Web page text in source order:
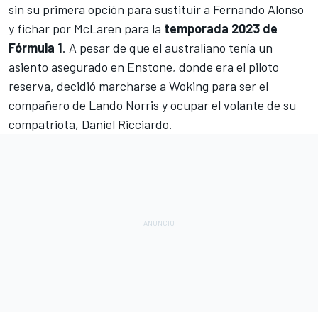
sin su primera opción para sustituir a Fernando Alonso
y fichar por McLaren para la temporada 2023 de
Fórmula 1. A pesar de que el australiano tenía un
asiento asegurado en Enstone, donde era el piloto
reserva, decidió marcharse a Woking para ser el
compañero de Lando Norris y ocupar el volante de su
compatriota, Daniel Ricciardo.